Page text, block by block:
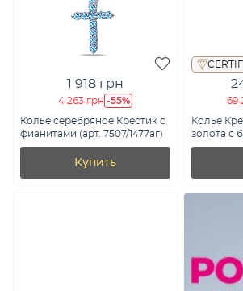
1 918 грн
4 263 грн -55%
Колье серебряное Крестик с
фианитами (арт. 7507/1477аг)
Купить
69
Колье
золота с